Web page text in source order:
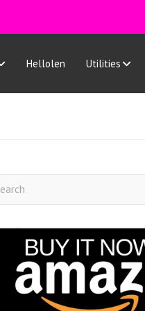
Hellolen Utilities